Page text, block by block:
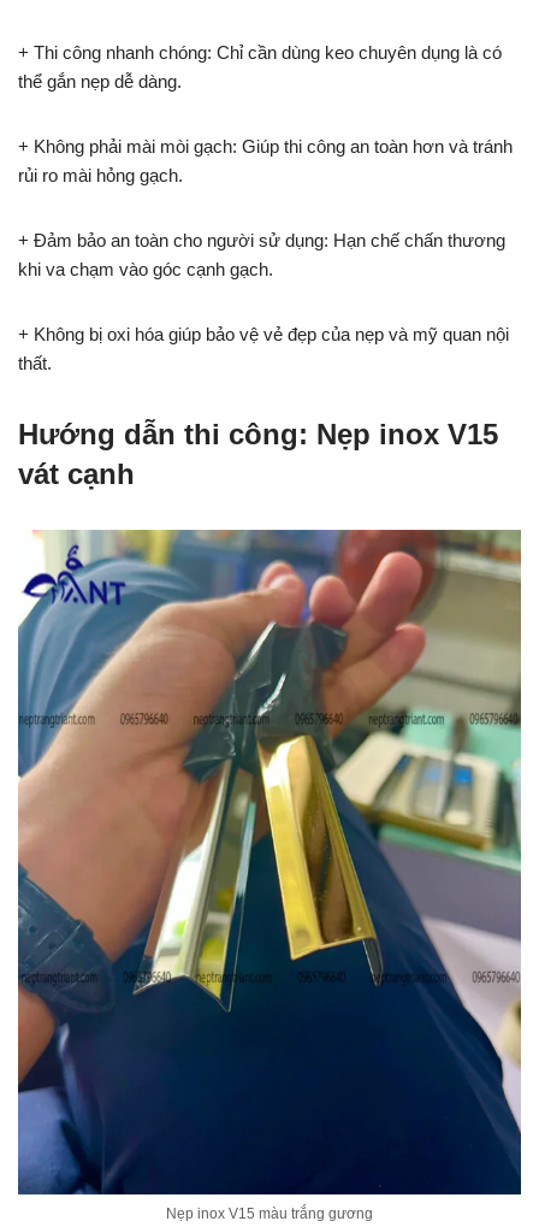
+ Thi công nhanh chóng: Chỉ cần dùng keo chuyên dụng là có
thể gắn nẹp dễ dàng.
+ Không phải mài mòi gạch: Giúp thi công an toàn hơn và tránh
rủi ro mài hỏng gạch.
+ Đảm bảo an toàn cho người sử dụng: Hạn chế chấn thương
khi va chạm vào góc cạnh gạch.
+ Không bị oxi hóa giúp bảo vệ vẻ đẹp của nẹp và mỹ quan nội
thất.
Hướng dẫn thi công: Nẹp inox V15
vát cạnh
Nẹp inox V15 màu trắng gương